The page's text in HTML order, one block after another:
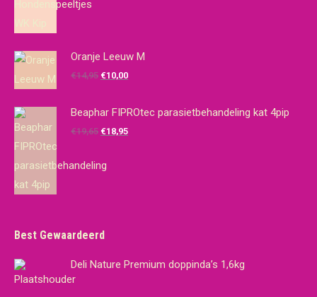
Oranje Leeuw M
€14,95 Oorspronkelijke
was:
€14,95.
€10,00Huidige
is:
€10,00.
Beaphar FIPROtec parasietbehandeling kat 4pip
€19,65 Oorspronkelijke
was:
€18,95Huidige
Best Gewaardeerd
Deli Nature Premium doppinda’s 1,6kg